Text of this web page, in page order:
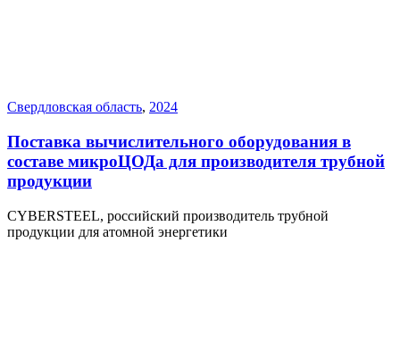
Свердловская область, 2024
Поставка вычислительного оборудования в
составе микроЦОДа для производителя трубной
продукции
CYBERSTEEL, российский производитель трубной
продукции для атомной энергетики